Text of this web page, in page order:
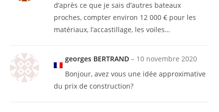
d’après ce que je sais d’autres bateaux
proches, compter environ 12 000 € pour les
matériaux, l’accastillage, les voiles…
georges BERTRAND – 10 novembre 2020
Bonjour, avez vous une idée approximative
du prix de construction?